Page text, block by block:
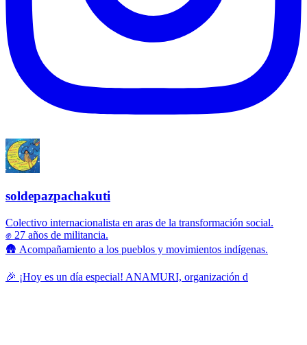
soldepazpachakuti
Colectivo internacionalista en aras de la transformación social.
✊ 27 años de militancia.
🛖 Acompañamiento a los pueblos y movimientos indígenas.
🎉 ¡Hoy es un día especial! ANAMURI, organización d